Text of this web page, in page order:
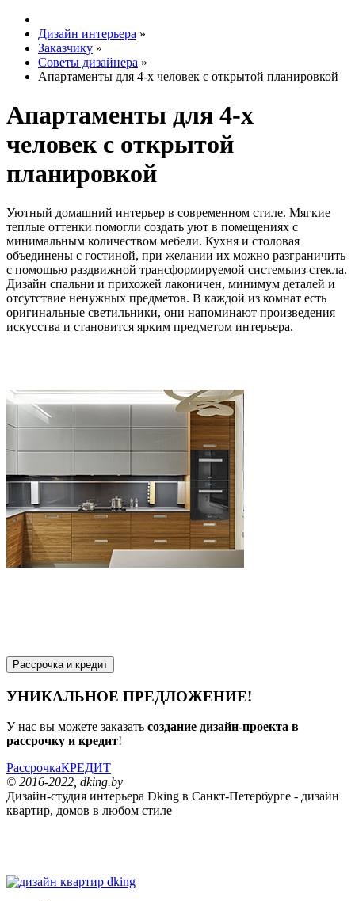
Дизайн интерьера »
Заказчику »
Советы дизайнера »
Апартаменты для 4-х человек с открытой планировкой
Апартаменты для 4-х
человек с открытой
планировкой
Уютный домашний интерьер в современном стиле. Мягкие
теплые оттенки помогли создать уют в помещениях с
минимальным количеством мебели. Кухня и столовая
объединены с гостиной, при желании их можно разграничить
с помощью раздвижной трансформируемой системыиз стекла.
Дизайн спальни и прихожей лаконичен, минимум деталей и
отсутствие ненужных предметов. В каждой из комнат есть
оригинальные светильники, они напоминают произведения
искусства и становится ярким предметом интерьера.
Рассрочка и кредит
УНИКАЛЬНОЕ ПРЕДЛОЖЕНИЕ!
У нас вы можете заказать создание дизайн-проекта в
рассрочку и кредит!
РассрочкаКРЕДИТ
© 2016-2022, dking.by
Дизайн-студия интерьера Dking в Санкт-Петербурге - дизайн
квартир, домов в любом стиле
dking